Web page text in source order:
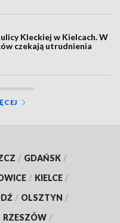
Kleckiej w Kielcach. W
czekają utrudnienia
/ GDAŃSK /
/ KIELCE /
/ OLSZTYN /
RZESZÓW /